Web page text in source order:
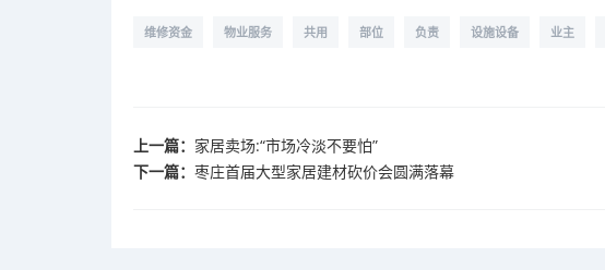
维修资金 物业服务 共用 部位 负责 设施设备 业主
上一篇： 家居卖场:“市场冷淡不要怕”
下一篇： 枣庄首届大型家居建材砍价会圆满落幕